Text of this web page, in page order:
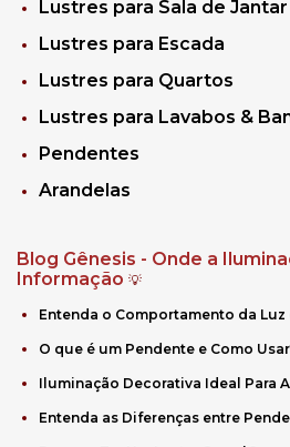
Lustres para Sala de Jantar
Lustres para Escada
Lustres para Quartos
Lustres para Lavabos &
Pendentes
Arandelas
Blog Gênesis - Onde a
Informação 💡
Entenda o Comportamento da
O que é um Pendente e Como
Iluminação Decorativa Ideal Para
Entenda as Diferenças entre